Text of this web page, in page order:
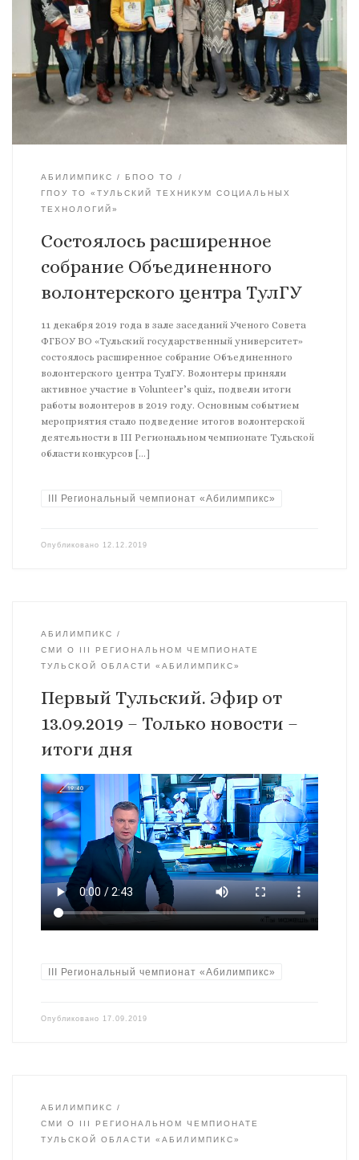
АБИЛИМПИКС
БПОО ТО
ГПОУ ТО «ТУЛЬСКИЙ ТЕХНИКУМ СОЦИАЛЬНЫХ
ТЕХНОЛОГИЙ»
Состоялось расширенное
собрание Объединенного
волонтерского центра ТулГУ
11 декабря 2019 года в зале заседаний Ученого Совета
ФГБОУ ВО «Тульский государственный университет»
состоялось расширенное собрание Объединенного
волонтерского центра ТулГУ. Волонтеры приняли
активное участие в Volunteer’s quiz, подвели итоги
работы волонтеров в 2019 году. Основным событием
мероприятия стало подведение итогов волонтерской
деятельности в III Региональном чемпионате Тульской
области конкурсов […]
III Региональный чемпионат «Абилимпикс»
Опубликовано 12.12.2019
АБИЛИМПИКС
СМИ О III РЕГИОНАЛЬНОМ ЧЕМПИОНАТЕ
ТУЛЬСКОЙ ОБЛАСТИ «АБИЛИМПИКС»
Первый Тульский. Эфир от
13.09.2019 – Только новости –
итоги дня
III Региональный чемпионат «Абилимпикс»
Опубликовано 17.09.2019
АБИЛИМПИКС
СМИ О III РЕГИОНАЛЬНОМ ЧЕМПИОНАТЕ
ТУЛЬСКОЙ ОБЛАСТИ «АБИЛИМПИКС»